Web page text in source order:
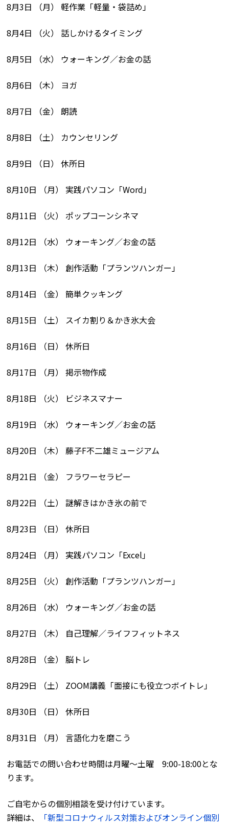
8月3日 （月） 軽作業「軽量・袋詰め」
8月4日 （火） 話しかけるタイミング
8月5日 （水） ウォーキング／お金の話
8月6日 （木） ヨガ
8月7日 （金） 朗読
8月8日 （土） カウンセリング
8月9日 （日） 休所日
8月10日 （月） 実践パソコン「Word」
8月11日 （火） ポップコーンシネマ
8月12日 （水） ウォーキング／お金の話
8月13日 （木） 創作活動「プランツハンガー」
8月14日 （金） 簡単クッキング
8月15日 （土） スイカ割り＆かき氷大会
8月16日 （日） 休所日
8月17日 （月） 掲示物作成
8月18日 （火） ビジネスマナー
8月19日 （水） ウォーキング／お金の話
8月20日 （木） 藤子F不二雄ミュージアム
8月21日 （金） フラワーセラピー
8月22日 （土） 謎解きはかき氷の前で
8月23日 （日） 休所日
8月24日 （月） 実践パソコン「Excel」
8月25日 （火） 創作活動「プランツハンガー」
8月26日 （水） ウォーキング／お金の話
8月27日 （木） 自己理解／ライフフィットネス
8月28日 （金） 脳トレ
8月29日 （土） ZOOM講義「面接にも役立つボイトレ」
8月30日 （日） 休所日
8月31日 （月） 言語化力を磨こう
お電話での問い合わせ時間は月曜〜土曜 9:00-18:00とな
ります。
ご自宅からの個別相談を受け付けています。
詳細は、
「新型コロナウィルス対策およびオンライン個別